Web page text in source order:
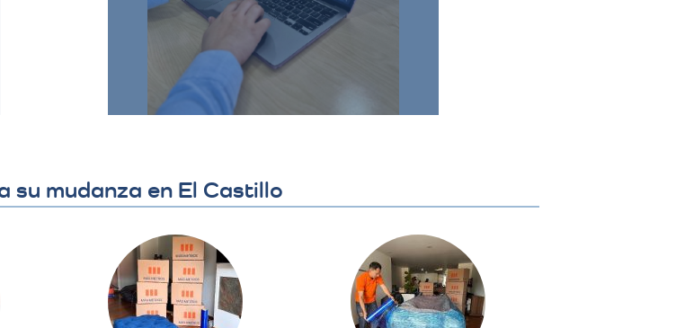
todo el proceso y se establecen los
detalles finales.​
su mudanza en El Castillo